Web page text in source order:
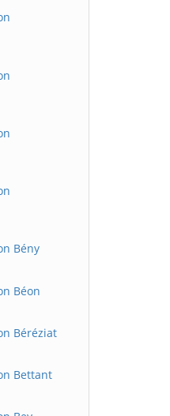
Bény
Béon
Béréziat
Bettant